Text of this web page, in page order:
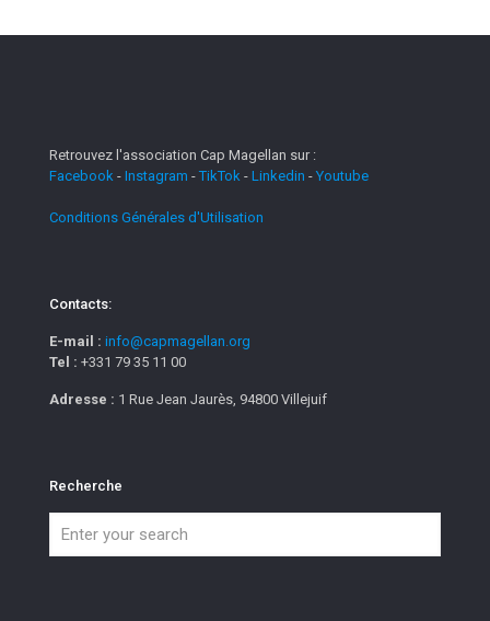
Retrouvez l'association Cap Magellan sur :
Facebook - Instagram -TikTok - Linkedin - Youtube
Conditions Générales d'Utilisation
Contacts:
E-mail : info@capmagellan.org
Tel : +331 79 35 11 00
Adresse : 1 Rue Jean Jaurès, 94800 Villejuif
Recherche